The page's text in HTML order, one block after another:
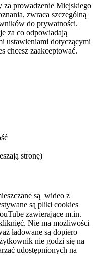
za prowadzenie Miejskiego
zwraca szczególną
do prywatności.
za co odpowiadają
ustawieniami dotyczącymi
chcesz zaakceptować.
stronę)
są wideo z
są pliki cookies
zawierające m.in.
Nie ma możliwości
ładowane są dopiero
nie godzi się na
udostępnionych na